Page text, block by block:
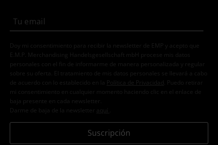
Doy mi consentimiento para recibir la newsletter de EMP y acepto que
E.M.P. Merchandising Handelsgesellschaft mbH procese mis datos
personales con el fin de informarme de manera personalizada y regular
sobre su oferta. El tratamiento de mis datos personales se llevará a cabo
de acuerdo con lo establecido en la
Política de Privacidad . Puedo retirar
mi consentimiento en cualquier momento haciendo clic en el enlace de
baja presente en cada newsletter.
Darme de baja de la newsletter
aquí
Suscripción